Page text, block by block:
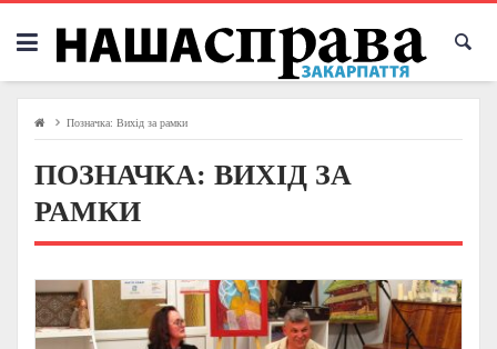
Skip
content
Позначка: Вихід за рамки
ПОЗНАЧКА: ВИХІД ЗА
РАМКИ